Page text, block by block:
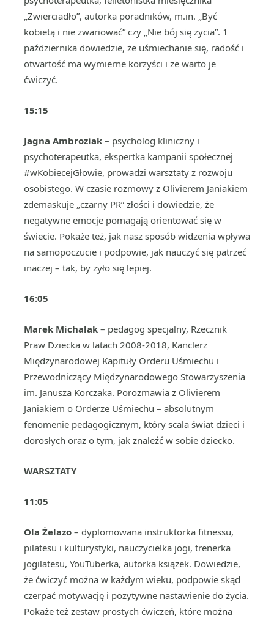
„Zwierciadło”, autorka poradników, m.in. „Być
kobietą i nie zwariować” czy „Nie bój się życia”. 1
października dowiedzie, że uśmiechanie się, radość i
otwartość ma wymierne korzyści i że warto je
ćwiczyć.
15:15
Jagna Ambroziak – psycholog kliniczny i
psychoterapeutka, ekspertka kampanii społecznej
#wKobiecejGłowie, prowadzi warsztaty z rozwoju
osobistego. W czasie rozmowy z Olivierem Janiakiem
zdemaskuje „czarny PR” złości i dowiedzie, że
negatywne emocje pomagają orientować się w
świecie. Pokaże też, jak nasz sposób widzenia wpływa
na samopoczucie i podpowie, jak nauczyć się patrzeć
inaczej – tak, by żyło się lepiej.
16:05
Marek Michalak – pedagog specjalny, Rzecznik
Praw Dziecka w latach 2008-2018, Kanclerz
Międzynarodowej Kapituły Orderu Uśmiechu i
Przewodniczący Międzynarodowego Stowarzyszenia
im. Janusza Korczaka. Porozmawia z Olivierem
Janiakiem o Orderze Uśmiechu – absolutnym
fenomenie pedagogicznym, który scala świat dzieci i
dorosłych oraz o tym, jak znaleźć w sobie dziecko.
WARSZTATY
11:05
Ola Żelazo – dyplomowana instruktorka fitnessu,
pilatesu i kulturystyki, nauczycielka jogi, trenerka
jogilatesu, YouTuberka, autorka książek. Dowiedzie,
że ćwiczyć można w każdym wieku, podpowie skąd
czerpać motywację i pozytywne nastawienie do życia.
Pokaże też zestaw prostych ćwiczeń, które można